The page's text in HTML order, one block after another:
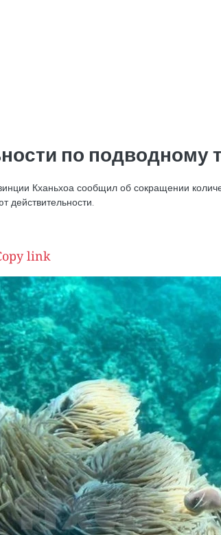
по подводному
Кханьхоа сообщил об сокращении
действительности.
link